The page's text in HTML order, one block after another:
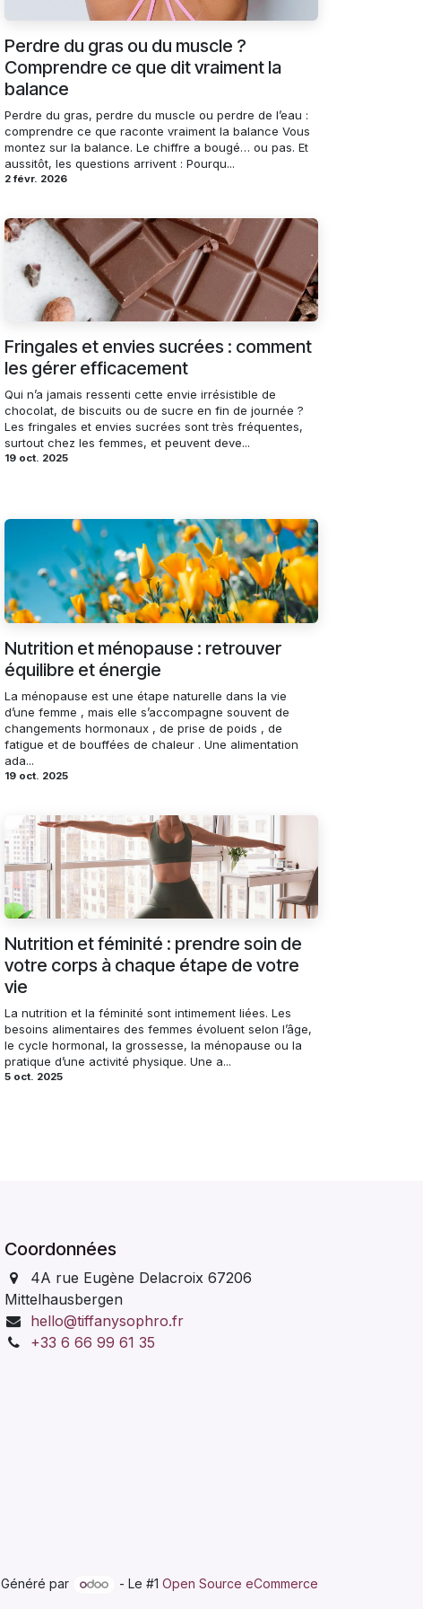
Perdre du gras ou du muscle ?
Comprendre ce que dit vraiment la
balance
Perdre du gras, perdre du muscle ou perdre de l’eau :
comprendre ce que raconte vraiment la balance Vous
montez sur la balance. Le chiffre a bougé… ou pas. Et
aussitôt, les questions arrivent : Pourqu...
2 févr. 2026
Fringales et envies sucrées : comment
les gérer efficacement
Qui n’a jamais ressenti cette envie irrésistible de
chocolat, de biscuits ou de sucre en fin de journée ?
Les fringales et envies sucrées sont très fréquentes,
surtout chez les femmes, et peuvent deve...
19 oct. 2025
Nutrition et ménopause : retrouver
équilibre et énergie
La ménopause est une étape naturelle dans la vie
d’une femme , mais elle s’accompagne souvent de
changements hormonaux , de prise de poids , de
fatigue et de bouffées de chaleur . Une alimentation
ada...
19 oct. 2025
Nutrition et féminité : prendre soin de
votre corps à chaque étape de votre
vie
La nutrition et la féminité sont intimement liées. Les
besoins alimentaires des femmes évoluent selon l’âge,
le cycle hormonal, la grossesse, la ménopause ou la
pratique d’une activité physique. Une a...
5 oct. 2025
Coordonnées
4A rue Eugène Delacroix 67206
Mittelhausbergen
hello@tiffanysophro.fr
+33 6 66 99 61 35
Généré par
- Le #1 Open Source eCommerce